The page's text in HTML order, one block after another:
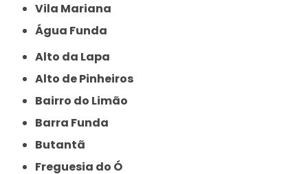
Vila Mariana
Água Funda
Alto da Lapa
Alto de Pinheiros
Bairro do Limão
Barra Funda
Butantã
Freguesia do Ó